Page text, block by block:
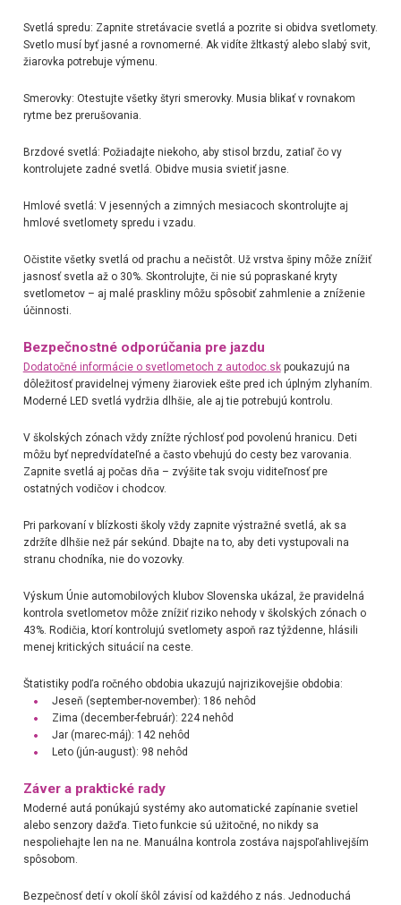
Svetlá spredu: Zapnite stretávacie svetlá a pozrite si obidva svetlomety.
Svetlo musí byť jasné a rovnomerné. Ak vidíte žltkastý alebo slabý svit,
žiarovka potrebuje výmenu.
Smerovky: Otestujte všetky štyri smerovky. Musia blikať v rovnakom
rytme bez prerušovania.
Brzdové svetlá: Požiadajte niekoho, aby stisol brzdu, zatiaľ čo vy
kontrolujete zadné svetlá. Obidve musia svietiť jasne.
Hmlové svetlá: V jesenných a zimných mesiacoch skontrolujte aj
hmlové svetlomety spredu i vzadu.
Očistite všetky svetlá od prachu a nečistôt. Už vrstva špiny môže znížiť
jasnosť svetla až o 30%. Skontrolujte, či nie sú popraskané kryty
svetlometov – aj malé praskliny môžu spôsobiť zahmlenie a zníženie
účinnosti.
Bezpečnostné odporúčania pre jazdu
Dodatočné informácie o svetlometoch z autodoc.skpoukazujú na
dôležitosť pravidelnej výmeny žiaroviek ešte pred ich úplným zlyhaním.
Moderné LED svetlá vydržia dlhšie, ale aj tie potrebujú kontrolu.
V školských zónach vždy znížte rýchlosť pod povolenú hranicu. Deti
môžu byť nepredvídateľné a často vbehujú do cesty bez varovania.
Zapnite svetlá aj počas dňa – zvýšite tak svoju viditeľnosť pre
ostatných vodičov i chodcov.
Pri parkovaní v blízkosti školy vždy zapnite výstražné svetlá, ak sa
zdržíte dlhšie než pár sekúnd. Dbajte na to, aby deti vystupovali na
stranu chodníka, nie do vozovky.
Výskum Únie automobilových klubov Slovenska ukázal, že pravidelná
kontrola svetlometov môže znížiť riziko nehody v školských zónach o
43%. Rodičia, ktorí kontrolujú svetlomety aspoň raz týždenne, hlásili
menej kritických situácií na ceste.
Štatistiky podľa ročného obdobia ukazujú najrizikovejšie obdobia:
Jeseň (september-november): 186 nehôd
Zima (december-február): 224 nehôd
Jar (marec-máj): 142 nehôd
Leto (jún-august): 98 nehôd
Záver a praktické rady
Moderné autá ponúkajú systémy ako automatické zapínanie svetiel
alebo senzory dažďa. Tieto funkcie sú užitočné, no nikdy sa
nespoliehajte len na ne. Manuálna kontrola zostáva najspoľahlivejším
spôsobom.
Bezpečnosť detí v okolí škôl závisí od každého z nás. Jednoduchá